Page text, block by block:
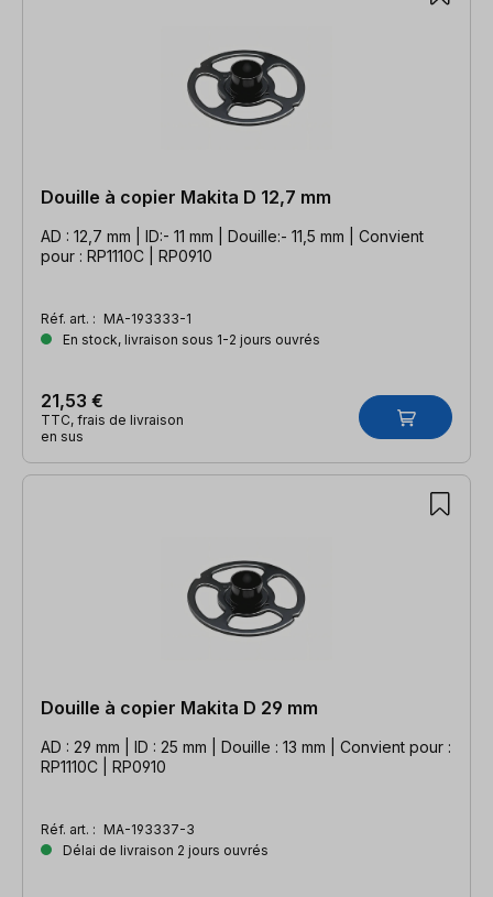
Douille à copier Makita D 12,7 mm
AD : 12,7 mm | ID:- 11 mm | Douille:- 11,5 mm | Convient
pour : RP1110C | RP0910
Réf. art. : MA-193333-1
En stock, livraison sous 1-2 jours ouvrés
21,53 €
TTC, frais de livraison
en sus
Douille à copier Makita D 29 mm
AD : 29 mm | ID : 25 mm | Douille : 13 mm | Convient pour :
RP1110C | RP0910
Réf. art. : MA-193337-3
Délai de livraison 2 jours ouvrés